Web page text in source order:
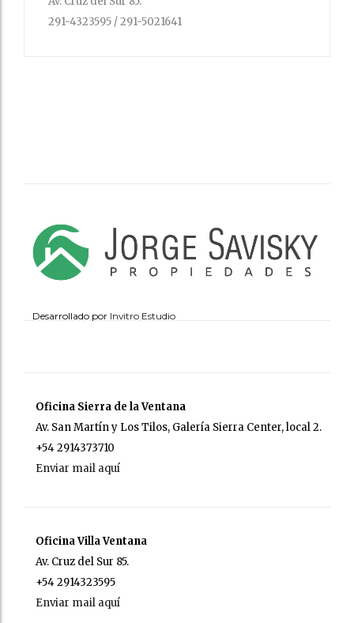
291-4323595 / 291-5021641
Desarrollado por Invitro Estudio
Oficina Sierra de la Ventana
Av. San Martín y Los Tilos, Galería Sierra Center, local 2.
+54 2914373710
Enviar mail aquí
Oficina Villa Ventana
Av. Cruz del Sur 85.
+54 2914323595
Enviar mail aquí